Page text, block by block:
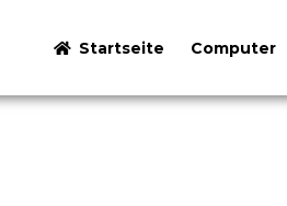
Startseite Computer